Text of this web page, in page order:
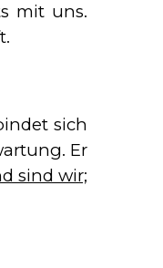
mit uns.
sich
Er
sind wir;